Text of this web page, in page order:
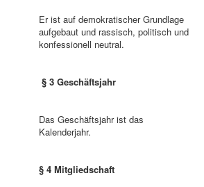
Er ist auf demokratischer Grundlage
aufgebaut und rassisch, politisch und
konfessionell neutral.
§ 3 Geschäftsjahr
Das Geschäftsjahr ist das
Kalenderjahr.
§ 4 Mitgliedschaft